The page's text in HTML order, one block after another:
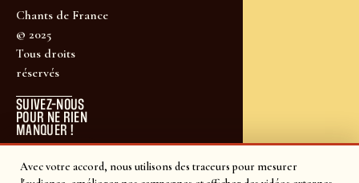
Avec votre accord, nous utilisons des traceurs pour mesurer
Chants de France
© 2025
Tous droits
réservés
SUIVEZ-NOUS
POUR NE RIEN
MANQUER !